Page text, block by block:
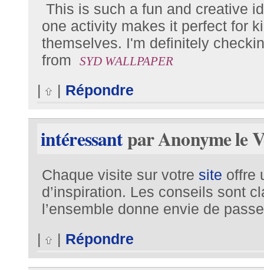
This is such a fun and creative
one activity makes it perfect for
themselves. I'm definitely
from
SYD WALLPAPER
| | Répondre
intéressantpar Anonyme le
Chaque visite sur votre site offre
d’inspiration. Les conseils sont
l’ensemble donne envie de
|
| Répondre